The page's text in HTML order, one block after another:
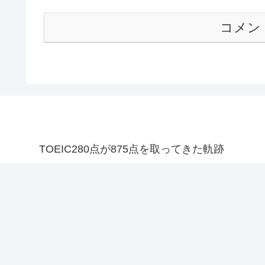
コメン
TOEIC280点が875点を取ってきた軌跡